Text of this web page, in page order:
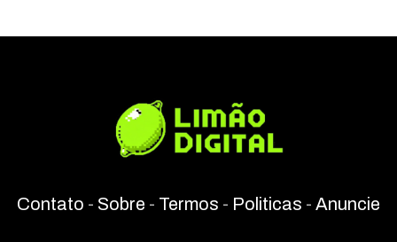
Contato - Sobre - Termos - Politicas - Anuncie